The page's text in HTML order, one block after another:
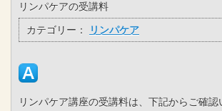
リンパケアの受講料
カテゴリー： リンパケア
リンパケア講座の受講料は、下記からご確認